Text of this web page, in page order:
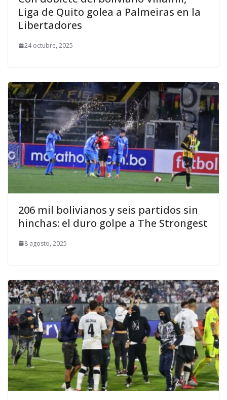
Liga de Quito golea a Palmeiras en la
Libertadores
24 octubre, 2025
206 mil bolivianos y seis partidos sin
hinchas: el duro golpe a The Strongest
8 agosto, 2025